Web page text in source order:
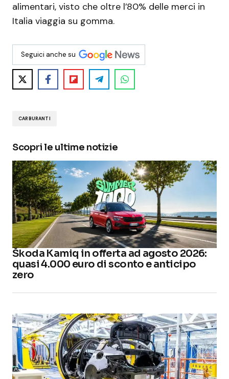
alimentari, visto che oltre l’80% delle merci in
Italia viaggia su gomma.
Seguici anche su
CARBURANTI
Scopri le ultime notizie
Škoda Kamiq in offerta ad agosto 2026:
quasi 4.000 euro di sconto e anticipo
zero